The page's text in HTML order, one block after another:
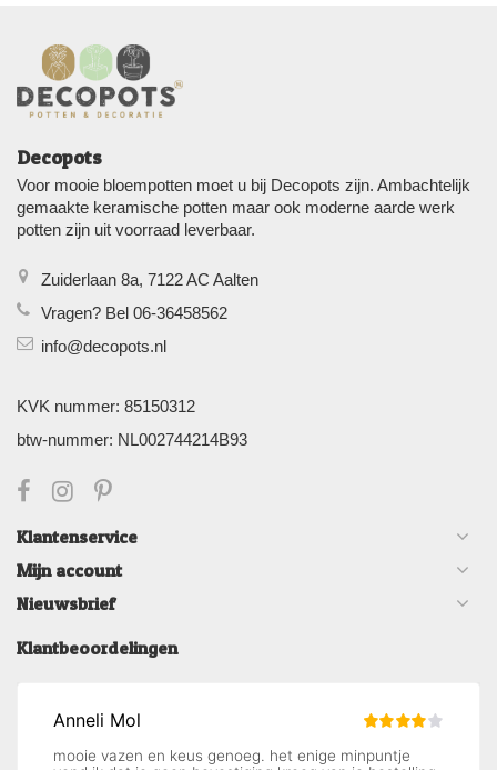
Decopots
Voor mooie bloempotten moet u bij Decopots zijn. Ambachtelijk
gemaakte keramische potten maar ook moderne aarde werk
potten zijn uit voorraad leverbaar.
Zuiderlaan 8a, 7122 AC Aalten
Vragen? Bel 06-36458562
info@decopots.nl
KVK nummer: 85150312
btw-nummer: NL002744214B93
Klantenservice
Mijn account
Nieuwsbrief
Klantbeoordelingen